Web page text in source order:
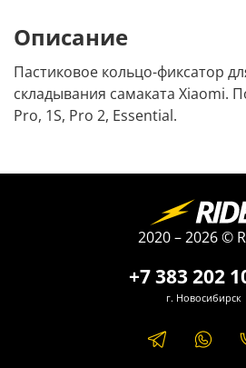
Описание
Пастиковое кольцо-фиксатор
складывания самаката Xiaomi.
Pro, 1S, Pro 2, Essential.
+7 383 202
г. Новосибирск
2020 – 2026 ©